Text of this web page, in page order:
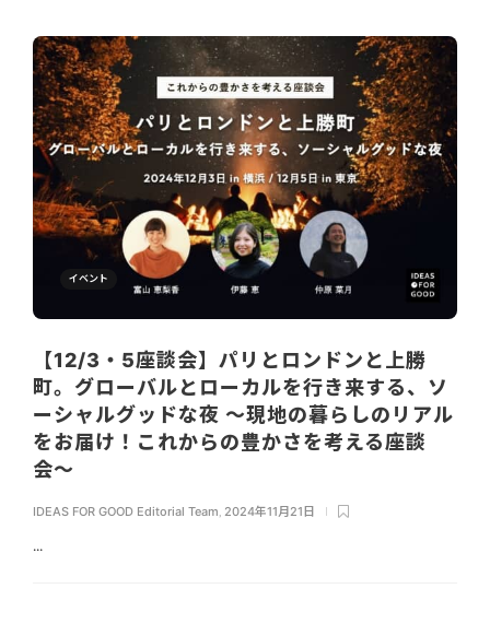
イベント
【12/3・5座談会】パリとロンドンと上勝
町。グローバルとローカルを行き来する、ソ
ーシャルグッドな夜 〜現地の暮らしのリアル
をお届け！これからの豊かさを考える座談
会〜
IDEAS FOR GOOD Editorial Team 2024年11月21日
...